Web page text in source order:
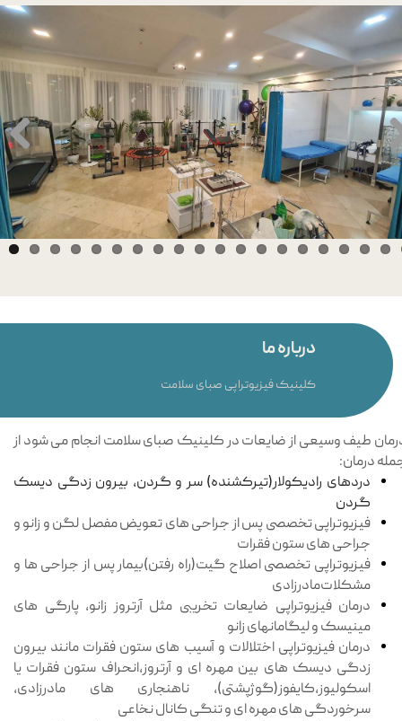
درباره ما
کلینیک فیزیوتراپی صبای سلامت
طیف وسیعی از ضایعات در کلینیک صبای سلامت انجام می شود از
درمان:
دردهای رادیکولار(تیرکشنده) سر و گردن، بیرون زدگی دیسک
گردن
فیزیوتراپی تخصصی پس از جراحی های تعویض مفصل لگن و زانو و
جراحی های ستون فقرات
فیزیوتراپی تخصصی اصلاح گیت(راه رفتن)بیمار پس از جراحی ها و
مشکلات‌مادرزادی
درمان فیزیوتراپی ضایعات تخریبی مثل آرتروز زانو، پارگی های
مینیسک و لیگامانهای زانو
درمان فیزیوتراپی اختلالات و آسیب های ستون فقرات مانند بیرون
زدگی دیسک های بین مهره ای و آرتروز،انحراف ستون فقرات یا
اسکولیوز،کایفوز(گوژپشتی)، ناهنجاری های مادرزادی،
سرخوردگی های مهره ای و تنگی کانال نخاعی